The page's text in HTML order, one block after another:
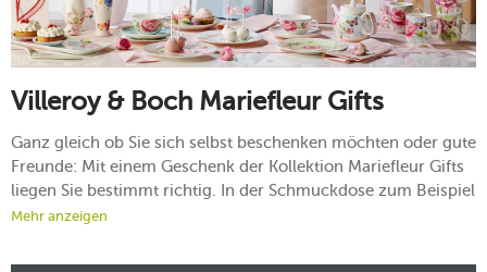
Villeroy & Boch Mariefleur Gifts
Ganz gleich ob Sie sich selbst beschenken möchten oder gute
Freunde: Mit einem Geschenk der Kollektion Mariefleur Gifts
liegen Sie bestimmt richtig. In der Schmuckdose zum Beispiel
lassen sich kleine Schätze wunderbar aufbewahren.
Mehr anzeigen